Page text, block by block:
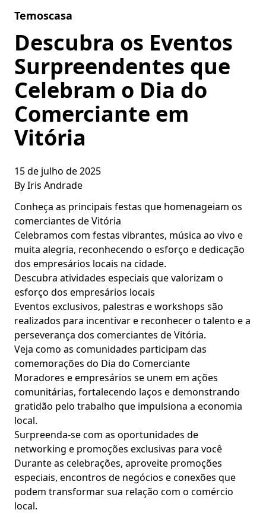
Temoscasa
Descubra os Eventos
Surpreendentes que
Celebram o Dia do
Comerciante em
Vitória
15 de julho de 2025
ByIris Andrade
Conheça as principais festas que homenageiam os
comerciantes de Vitória
Celebramos com festas vibrantes, música ao vivo e
muita alegria, reconhecendo o esforço e dedicação
dos empresários locais na cidade.
Descubra atividades especiais que valorizam o
esforço dos empresários locais
Eventos exclusivos, palestras e workshops são
realizados para incentivar e reconhecer o talento e a
perseverança dos comerciantes de Vitória.
Veja como as comunidades participam das
comemorações do Dia do Comerciante
Moradores e empresários se unem em ações
comunitárias, fortalecendo laços e demonstrando
gratidão pelo trabalho que impulsiona a economia
local.
Surpreenda-se com as oportunidades de
networking e promoções exclusivas para você
Durante as celebrações, aproveite promoções
especiais, encontros de negócios e conexões que
podem transformar sua relação com o comércio
local.